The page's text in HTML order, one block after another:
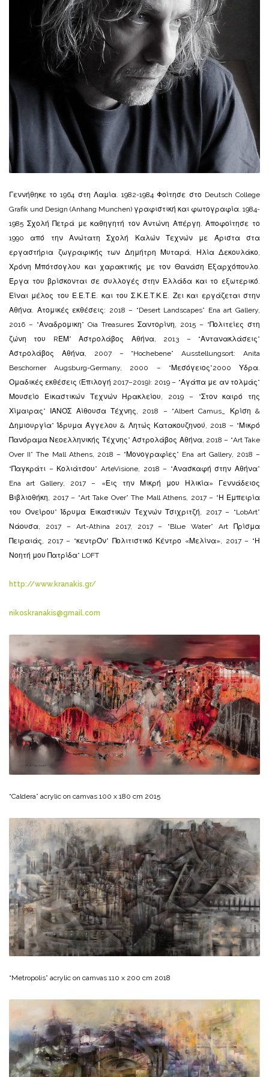
Γεννήθηκε το 1964 στη Λαμία. 1982-1984 Φοίτησε στο Deutsch College
Grafik und Design (Anhang Munchen) γραφιστική και φωτογραφία. 1984-
1985 Σχολή Πετρά με καθηγητή τον Αντώνη Απέργη. Αποφοίτησε το
1990 από την Ανώτατη Σχολή Καλών Τεχνών με Άριστα στα
εργαστήρια ζωγραφικής των Δημήτρη Μυταρά, Ηλία Δεκουλάκο,
Χρόνη Μπότσογλου και χαρακτικής με τον Θανάση Εξαρχόπουλο.
Έργα του βρίσκονται σε συλλογές στην Ελλάδα και το εξωτερικό.
Είναι μέλος του Ε.Ε.Τ.Ε. και του Σ.Κ.Ε.Τ.Κ.Ε. Ζει και εργάζεται στην
Αθήνα. Ατομικές εκθέσεις: 2018 – “Desert Landscapes” Ena art Gallery,
2016 – “Αναδρομικη” Oia Treasures Σαντορίνη, 2015 – “Πολιτείες στη
ζώνη του RΕΜ” Αστρολάβος Αθήνα, 2013 – “Αντανακλάσεις”
Αστρολάβος Αθήνα, 2007 – “Hochebene” Ausstellungsort: Anita
Beschorner Augsburg-Germany, 2000 – “Μεσόγειος”2000 Υδρα.
Ομαδικές εκθέσεις (Επιλογή 2017–2019): 2019 – “Αγάπα με αν τολμάς”
Μουσείο Εικαστικών Τεχνών Ηρακλείου, 2019 – “Στον καιρό της
Χίμαιρας” ΙΑΝΟΣ Αίθουσα Τέχνης, 2018 – “Albert Camus_ Κρίση &
Δημιουργία” Ίδρυμα Άγγελου & Λητώς Κατακουζηνού, 2018 – “Μικρό
Πανόραμα Νεοελληνικής Τέχνης” Αστρολάβος Αθήνα, 2018 – “Art Take
Over II” The Mall Athens, 2018 – “Μονογραφίες” Ena art Gallery, 2018 –
“Παγκράτι – Κολιάτσου” ArteVisione, 2018 – “Ανασκαφή στην Αθήνα”
Ena art Gallery, 2017 – «Εις την Μικρή μου Ηλικία» Γεννάδειος
Βιβλιοθήκη, 2017 – “Art Take Over” The Mall Athens, 2017 – “Η Εμπειρία
του Ονείρου” Ίδρυμα Εικαστικών Τεχνών Τσιχριτζή, 2017 – “LobArt”
Νάουσα, 2017 – Art-Athina 2017, 2017 – “Blue Water” Art Πρίσμα
Πειραιάς, 2017 – “κεντρΌν” Πολιτιστικό Κέντρο «Μελίνα», 2017 – “Η
Νοητή μου Πατρίδα” LOFT
http://www.kranakis.gr/
nikoskranakis@gmail.com
“Caldera” acrylic on camvas 100 x 180 cm 2015
“Metropolis” acrylic on camvas 110 x 200 cm 2018